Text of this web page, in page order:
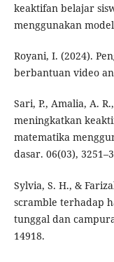
keaktifan belajar
menggunakan
Royani, I. (2024).
berbantuan video
Sari, P., Amalia, A.
meningkatkan
matematika
dasar. 06(03),
Sylvia, S. H., &
scramble terhadap
tunggal dan
14918.